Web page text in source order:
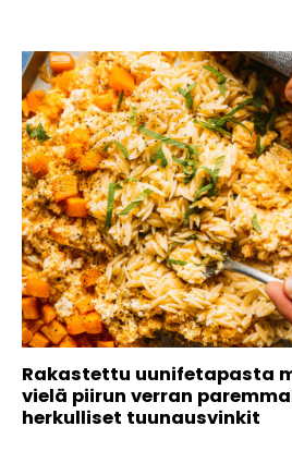
Rakastettu uunifetapasta
vielä piirun verran
herkulliset tuunausvinkit